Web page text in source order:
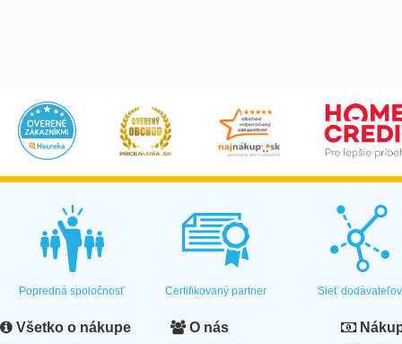
Popredná spoločnosť Certifikovaný partner Sieť dodávateľov
Všetko o nákupe O nás